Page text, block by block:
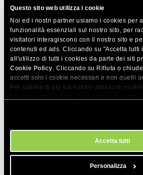
Questo sito web utilizza i cookie
Noi ed i nostri partner usiamo i cookies per
funzionalità essenziali sul nostro sito, per
visitatori interagiscono con il nostro sito e
contenuti ed ads. Cliccando su "Accetta tutti
all'utilizzo di tutti i cookies da parte dei siti
Cookie Policy . Cliccando su Rifiuta o
accetti solo i cookie necessari e non quelli
Per sapere di più sul nostro utilizzo di
Accetta tutti
Personalizza
Il suo consiglio per gli altri che stanno
percorso simile è pratico e ponderato:
“Se hai intenzione di iniziare da
debba fare molte ricerche. Cerca
servizio simile a quello che vuoi fare
raccogliere idee da loro. Guarda
Il successo della panetteria di Martin ha